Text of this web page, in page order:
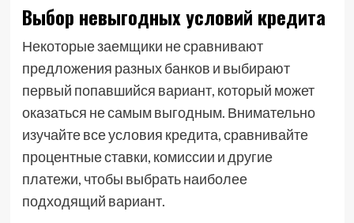
Выбор невыгодных условий кредита
Некоторые заемщики не сравнивают
предложения разных банков и выбирают
первый попавшийся вариант, который может
оказаться не самым выгодным. Внимательно
изучайте все условия кредита, сравнивайте
процентные ставки, комиссии и другие
платежи, чтобы выбрать наиболее
подходящий вариант.